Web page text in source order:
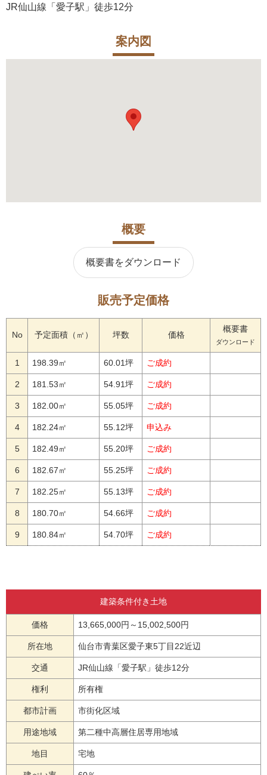
JR仙山線「愛子駅」徒歩12分
案内図
概要
概要書をダウンロード
販売予定価格
No 予定面積（㎡） 坪数 価格
概要書
ダウンロード
1 198.39㎡ 60.01坪 ご成約
2 181.53㎡ 54.91坪 ご成約
3 182.00㎡ 55.05坪 ご成約
4 182.24㎡ 55.12坪 申込み
5 182.49㎡ 55.20坪 ご成約
6 182.67㎡ 55.25坪 ご成約
7 182.25㎡ 55.13坪 ご成約
8 180.70㎡ 54.66坪 ご成約
9 180.84㎡ 54.70坪 ご成約
建築条件付き土地
価格 13,665,000円～15,002,500円
所在地 仙台市青葉区愛子東5丁目22近辺
交通 JR仙山線「愛子駅」徒歩12分
権利 所有権
都市計画 市街化区域
用途地域 第二種中高層住居専用地域
地目 宅地